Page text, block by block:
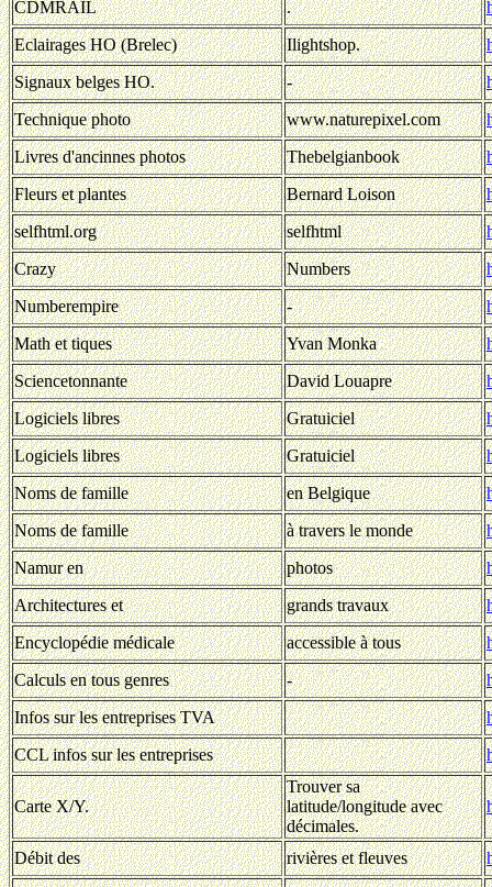
CDMRAIL .
Eclairages HO (Brelec)
Ilightshop.
Signaux belges HO.
-
Technique photo
www.naturepixel.com
Livres d'ancinnes photos
Thebelgianbook
Fleurs et plantes
Bernard Loison
selfhtml.org
selfhtml
Crazy
Numbers
Numberempire
-
Math et tiques
Yvan Monka
Sciencetonnante
David Louapre
Logiciels libres
Gratuiciel
Logiciels libres
Gratuiciel
Noms de famille
en Belgique
Noms de famille
à travers le monde
Namur en
photos
Architectures et
grands travaux
Encyclopédie médicale
accessible à tous
Calculs en tous genres
-
Infos sur les entreprises TVA
CCL infos sur les entreprises
Carte X/Y.
Trouver sa
latitude/longitude avec
décimales.
Débit des rivières et fleuves